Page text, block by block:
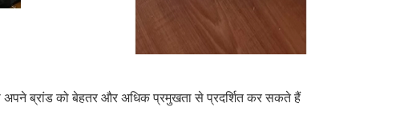
ब्रांड को बेहतर और अधिक प्रमुखता से प्रदर्शित कर सकते हैं